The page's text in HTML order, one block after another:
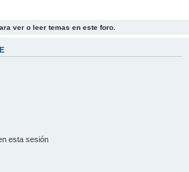
ver o leer temas en este foro.
esta sesión